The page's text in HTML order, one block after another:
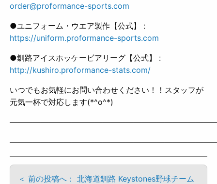
order@proformance-sports.com
●ユニフォーム・ウエア製作【公式】 :
https://uniform.proformance-sports.com
●釧路アイスホッケービアリーグ【公式】 :
http://kushiro.proformance-stats.com/
いつでもお気軽にお問い合わせください！！スタッフが
元気一杯で対応します(*^o^*)
＜ 前の投稿へ： 北海道釧路 Keystones野球チーム